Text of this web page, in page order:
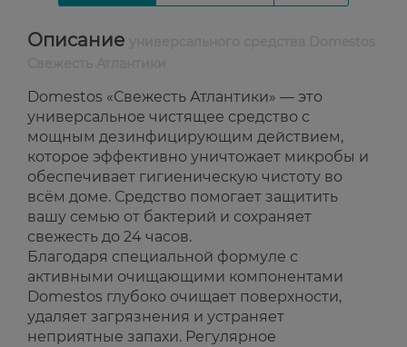
Описание
Domestos «Свежесть Атлантики» — это
универсальное чистящее средство с
мощным дезинфицирующим действием,
которое эффективно уничтожает микробы и
обеспечивает гигиеническую чистоту во
всём доме. Средство помогает защитить
вашу семью от бактерий и сохраняет
свежесть до 24 часов.
Благодаря специальной формуле с
активными очищающими компонентами
Domestos глубоко очищает поверхности,
удаляет загрязнения и устраняет
неприятные запахи. Регулярное